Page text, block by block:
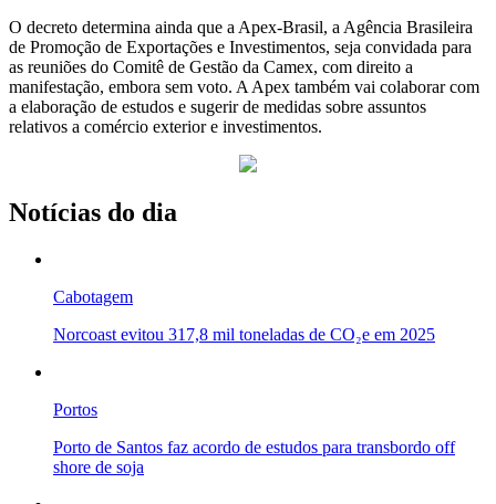
O decreto determina ainda que a Apex-Brasil, a Agência Brasileira
de Promoção de Exportações e Investimentos, seja convidada para
as reuniões do Comitê de Gestão da Camex, com direito a
manifestação, embora sem voto. A Apex também vai colaborar com
a elaboração de estudos e sugerir de medidas sobre assuntos
relativos a comércio exterior e investimentos.
Notícias do dia
Cabotagem
Norcoast evitou 317,8 mil toneladas de CO₂e em 2025
Portos
Porto de Santos faz acordo de estudos para transbordo off
shore de soja